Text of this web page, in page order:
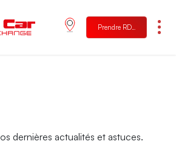
Prendre RDV
Menu
dernières actualités et astuces.